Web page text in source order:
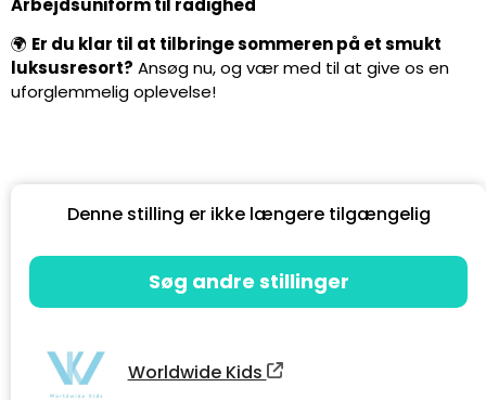
🌍 Er du klar til at tilbringe sommeren på et smukt
luksusresort? Ansøg nu, og vær med til at give os en
uforglemmelig oplevelse!
Denne stilling er ikke længere tilgængelig
Søg andre stillinger
Worldwide Kids